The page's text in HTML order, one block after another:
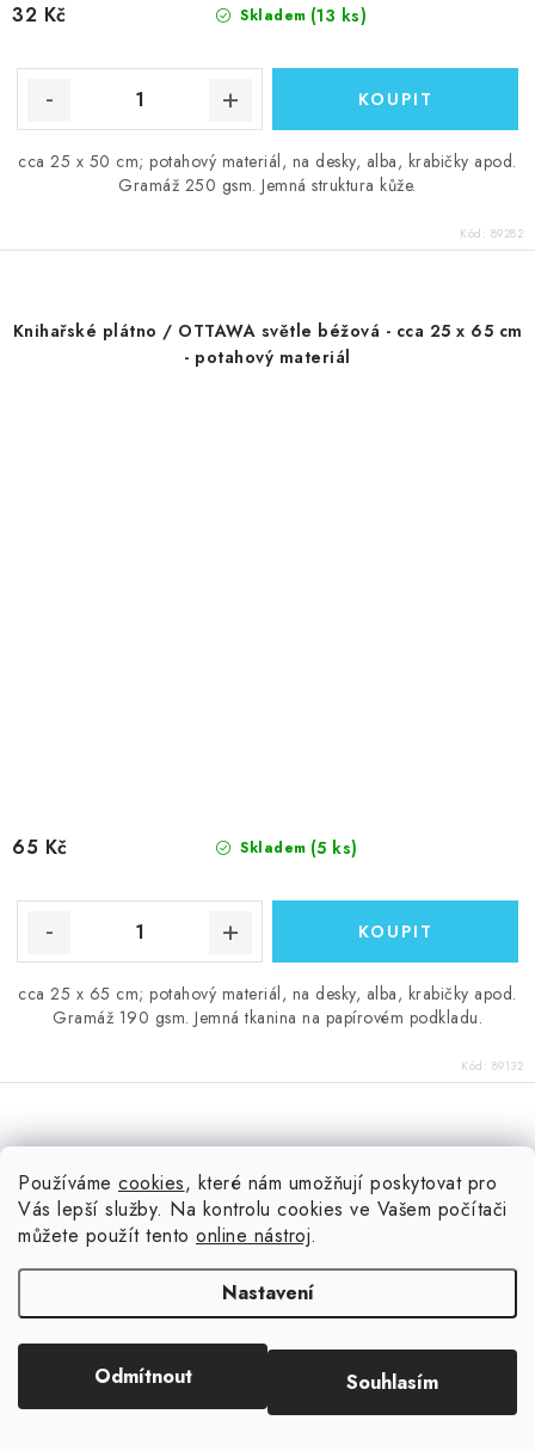
Používáme cookies, které nám umožňují poskytovat pro
Vás lepší služby. Na kontrolu cookies ve Vašem počítači
můžete použít tento online nástroj.
Nastavení
Odmítnout Souhlasím
Skladem (13 ks)
32 Kč
cca 25 x 50 cm; potahový materiál, na desky, alba, krabičky apod.
Gramáž 250 gsm. Jemná struktura kůže.
Kód: 89282
Knihařské plátno / OTTAWA světle béžová - cca 25 x 65 cm
- potahový materiál
Skladem (5 ks)
65 Kč
cca 25 x 65 cm; potahový materiál, na desky, alba, krabičky apod.
Gramáž 190 gsm. Jemná tkanina na papírovém podkladu.
Kód: 89132
cm - potahový materiál